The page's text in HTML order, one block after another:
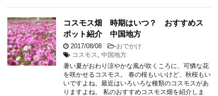
コスモス畑 時期はいつ？ おすすめス
ポット紹介 中国地方
2017/08/08 -おでかけ
コスモス
中国地方
暑い夏がおわり涼やかな風が吹くころに、可憐な花
を咲かせるコスモス。 春の桜もいいけど、秋桜もい
いですよね。最近はいろいろな種類のコスモスがあ
りますよね。 私のおすすめコスモス畑を紹介しま